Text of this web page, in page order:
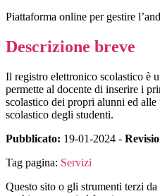
Piattaforma online per gestire
Descrizione breve
Il registro elettronico scolastico è
permette al docente di inserire i
scolastico dei propri alunni ed
scolastico degli studenti.
Pubblicato: 19-01-2024 -
Tag pagina: Servizi
Questo sito o gli strumenti terzi